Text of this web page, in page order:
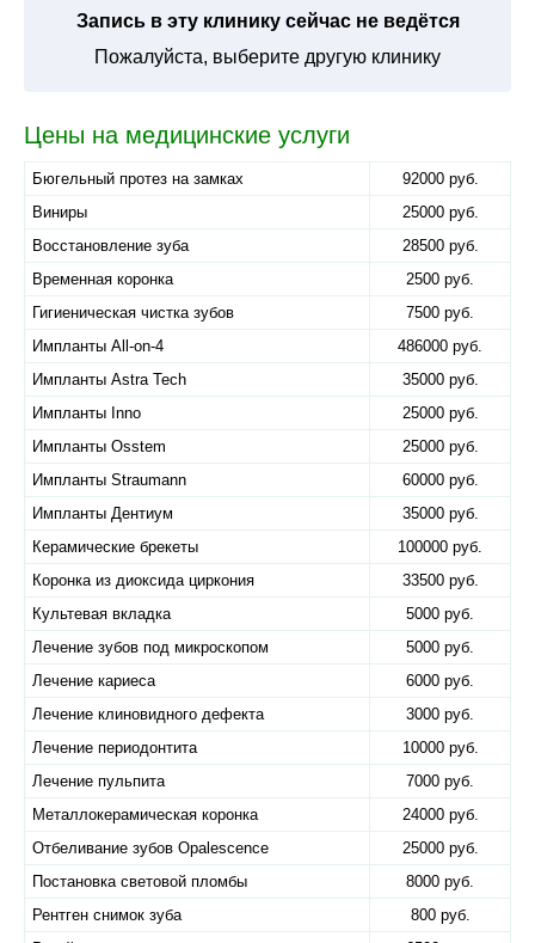
Запись в эту клинику сейчас не ведётся
Пожалуйста, выберите другую клинику
Цены на медицинские услуги
Бюгельный протез на замках
92000 руб.
Виниры
25000 руб.
Восстановление зуба
28500 руб.
Временная коронка
2500 руб.
Гигиеническая чистка зубов
7500 руб.
Импланты All-on-4
486000 руб.
Импланты Astra Tech
35000 руб.
Импланты Inno
25000 руб.
Импланты Osstem
25000 руб.
Импланты Straumann
60000 руб.
Импланты Дентиум
35000 руб.
Керамические брекеты
100000 руб.
Коронка из диоксида циркония
33500 руб.
Культевая вкладка
5000 руб.
Лечение зубов под микроскопом
5000 руб.
Лечение кариеса
6000 руб.
Лечение клиновидного дефекта
3000 руб.
Лечение периодонтита
10000 руб.
Лечение пульпита
7000 руб.
Металлокерамическая коронка
24000 руб.
Отбеливание зубов Оpalescence
25000 руб.
Постановка световой пломбы
8000 руб.
Рентген снимок зуба
800 руб.